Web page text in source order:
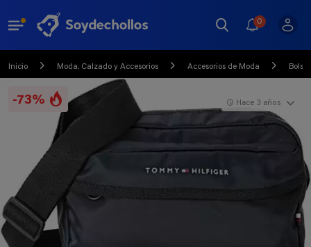
0
Inicio Moda, Calzado y Accesorios Accesorios de Moda
-73% Hace 3 años